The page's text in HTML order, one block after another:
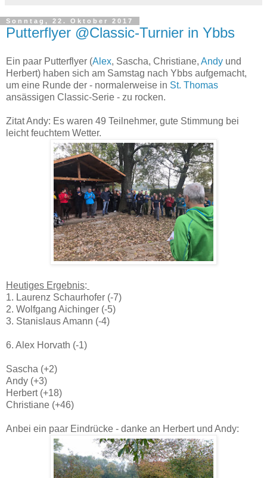
Sonntag, 22. Oktober 2017
Putterflyer @Classic-Turnier in Ybbs
Ein paar Putterflyer (Alex, Sascha, Christiane, Andy und
Herbert) haben sich am Samstag nach Ybbs aufgemacht,
um eine Runde der - normalerweise in St. Thomas
ansässigen Classic-Serie - zu rocken.
Zitat Andy: Es waren 49 Teilnehmer, gute Stimmung bei
leicht feuchtem Wetter.
Heutiges Ergebnis:
1. Laurenz Schaurhofer (-7)
2. Wolfgang Aichinger (-5)
3. Stanislaus Amann (-4)
6. Alex Horvath (-1)
Sascha (+2)
Andy (+3)
Herbert (+18)
Christiane (+46)
Anbei ein paar Eindrücke - danke an Herbert und Andy: